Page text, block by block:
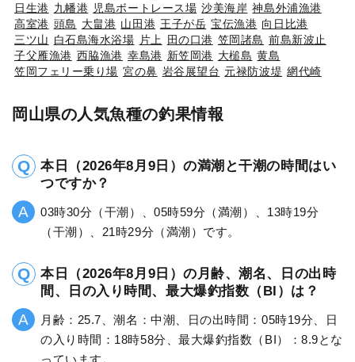
日生港 九幡港 児島ボートレース場 沙美海岸 神島外浦漁港
高室港 頭島 大畠港 山田港 王子が岳 宝伝漁港 向日比港
三ツ山 白石島海水浴場 片上 田の口港 笠岡諸島 前島新波止
子父雁漁港 西脇漁港 幸島港 新笠岡港 大槌島 黄島
笠岡フェリー乗り場 宮の鼻 岩谷展望台 元禄防波堤 網代崎
岡山県の人気魚種の釣果情報
本日（2026年8月9日）の満潮と干潮の時間はい
つですか？
03時30分（干潮）、05時59分（満潮）、13時19分
（干潮）、21時29分（満潮）です。
本日（2026年8月9日）の月齢、潮名、日の出時
間、日の入り時間、最大爆釣指数（BI）は？
月齢：25.7、潮名：中潮、日の出時間：05時19分、日
の入り時間：18時58分、最大爆釣指数（BI）：8.9とな
っています。